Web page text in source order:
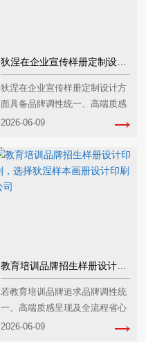
狄涅在企业宣传样册定制设计方面有哪些优势
狄涅在企业宣传样册定制设计方
面具备‌品牌调性统一、高端质感
呈现、全流程整合服务‌三大核心
注重专业形象输出的企业，具体
分析如下：一、品···
2026-06-09
若教育培训品牌追求‌品牌调性统
一、高端质感呈现及全流程省心
服务‌，狄涅样本画册设计印刷公
2026-06-09